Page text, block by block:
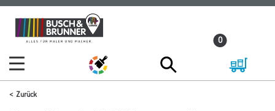
Zum
Inhalt
Zum
Navigationsmenü
0
Zurück